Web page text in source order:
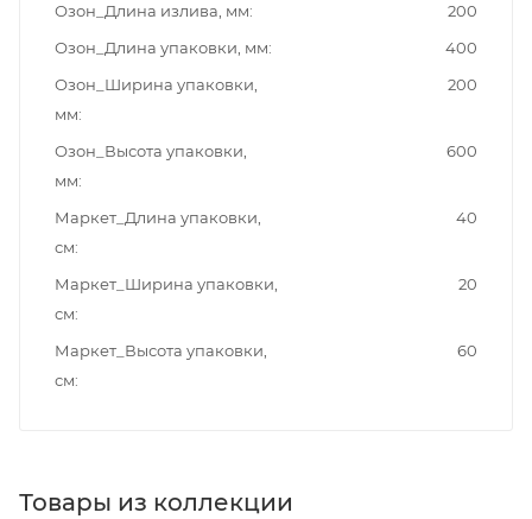
Озон_Длина излива, мм
200
Озон_Длина упаковки, мм
400
Озон_Ширина упаковки,
мм
200
Озон_Высота упаковки,
мм
600
Маркет_Длина упаковки,
см
40
Маркет_Ширина упаковки,
см
20
Маркет_Высота упаковки,
см
60
Товары из коллекции